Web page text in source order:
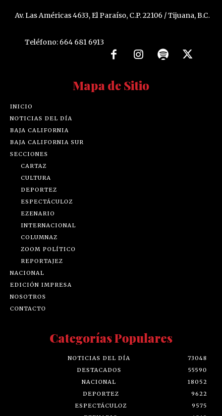
Av. Las Américas 4633, El Paraíso, C.P. 22106 / Tijuana, B.C.
Teléfono: 664 681 6913
Mapa de Sitio
INICIO
NOTICIAS DEL DÍA
BAJA CALIFORNIA
BAJA CALIFORNIA SUR
SECCIONES
CARTAZ
CULTURA
DEPORTEZ
ESPECTÁCULOZ
EZENARIO
INTERNACIONAL
COLUMNAZ
ZOOM POLÍTICO
REPORTAJEZ
NACIONAL
EDICIÓN IMPRESA
NOSOTROS
CONTACTO
Categorías Populares
NOTICIAS DEL DÍA
73048
DESTACADOS
55590
NACIONAL
18052
DEPORTEZ
9622
ESPECTÁCULOZ
9575